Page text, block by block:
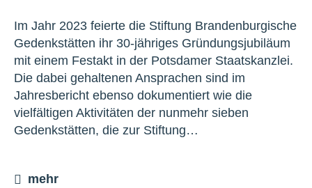
Im Jahr 2023 feierte die Stiftung Brandenburgische
Gedenkstätten ihr 30-jähriges Gründungsjubiläum
mit einem Festakt in der Potsdamer Staatskanzlei.
Die dabei gehaltenen Ansprachen sind im
Jahresbericht ebenso dokumentiert wie die
vielfältigen Aktivitäten der nunmehr sieben
Gedenkstätten, die zur Stiftung…
mehr